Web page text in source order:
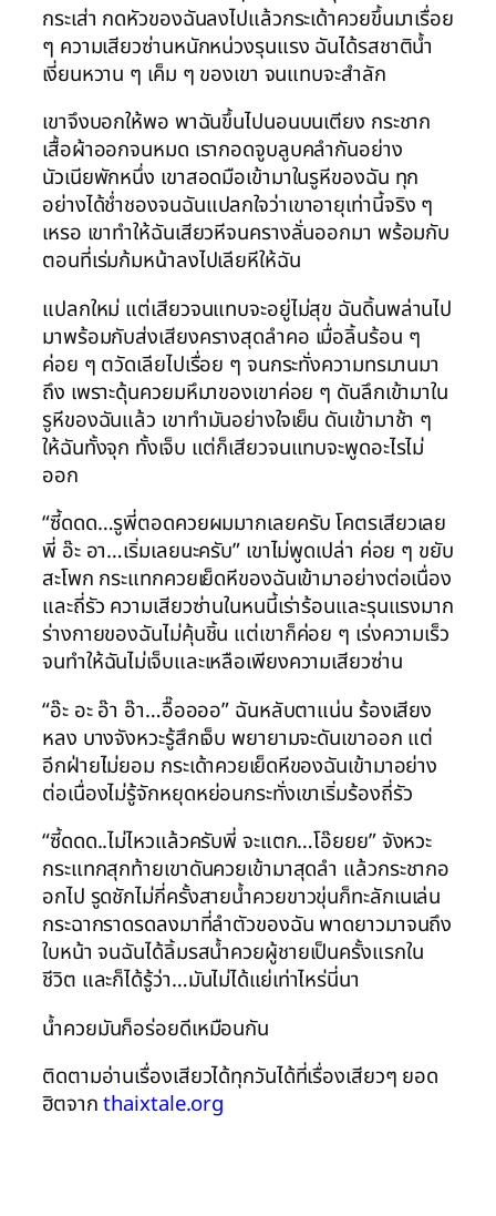
กระเส่า กดหัวของฉันลงไปแล้วกระเด้าควยขึ้นมาเรื่อย
ๆ ความเสียวซ่านหนักหน่วงรุนแรง ฉันได้รสชาติน้ำ
เงี่ยนหวาน ๆ เค็ม ๆ ของเขา จนแทบจะสำลัก
เขาจึงบอกให้พอ พาฉันขึ้นไปนอนบนเตียง กระชาก
เสื้อผ้าออกจนหมด เรากอดจูบลูบคลำกันอย่าง
นัวเนียพักหนึ่ง เขาสอดมือเข้ามาในรูหีของฉัน ทุก
อย่างได้ช่ำชองจนฉันแปลกใจว่าเขาอายุเท่านี้จริง ๆ
เหรอ เขาทำให้ฉันเสียวหีจนครางลั่นออกมา พร้อมกับ
ตอนที่เร่มก้มหน้าลงไปเลียหีให้ฉัน
แปลกใหม่ แต่เสียวจนแทบจะอยู่ไม่สุข ฉันดิ้นพล่านไป
มาพร้อมกับส่งเสียงครางสุดลำคอ เมื่อลิ้นร้อน ๆ
ค่อย ๆ ตวัดเลียไปเรื่อย ๆ จนกระทั่งความทรมานมา
ถึง เพราะดุ้นควยมหึมาของเขาค่อย ๆ ดันลึกเข้ามาใน
รูหีของฉันแล้ว เขาทำมันอย่างใจเย็น ดันเข้ามาช้า ๆ
ให้ฉันทั้งจุก ทั้งเจ็บ แต่ก็เสียวจนแทบจะพูดอะไรไม่
ออก
“ซี้ดดด…รูพี่ตอดควยผมมากเลยครับ โคตรเสียวเลย
พี่ อ๊ะ อา…เริ่มเลยนะครับ” เขาไม่พูดเปล่า ค่อย ๆ ขยับ
สะโพก กระแทกควยเย็ดหีของฉันเข้ามาอย่างต่อเนื่อง
และถี่รัว ความเสียวซ่านในหนนี้เร่าร้อนและรุนแรงมาก
ร่างกายของฉันไม่คุ้นชิ้น แต่เขาก็ค่อย ๆ เร่งความเร็ว
จนทำให้ฉันไม่เจ็บและเหลือเพียงความเสียวซ่าน
“อ๊ะ อะ อ๊า อ๊า…อื๊ออออ” ฉันหลับตาแน่น ร้องเสียง
หลง บางจังหวะรู้สึกเจ็บ พยายามจะดันเขาออก แต่
อีกฝ่ายไม่ยอม กระเด้าควยเย็ดหีของฉันเข้ามาอย่าง
ต่อเนื่องไม่รู้จักหยุดหย่อนกระทั่งเขาเริ่มร้องถี่รัว
“ซี้ดดด..ไม่ไหวแล้วครับพี่ จะแตก…โอ๊ยยย” จังหวะ
กระแทกสุกท้ายเขาดันควยเข้ามาสุดลำ แล้วกระชากอ
อกไป รูดชักไม่กี่ครั้งสายน้ำควยขาวขุ่นก็ทะลักเนเล่น
กระฉากราดรดลงมาที่ลำตัวของฉัน พาดยาวมาจนถึง
ใบหน้า จนฉันได้ลิ้มรสน้ำควยผู้ชายเป็นครั้งแรกใน
ชีวิต และก็ได้รู้ว่า…มันไม่ได้แย่เท่าไหร่นี่นา
น้ำควยมันก็อร่อยดีเหมือนกัน
ติดตามอ่านเรื่องเสียวได้ทุกวันได้ที่เรื่องเสียวๆ ยอด
ฮิตจากthaixtale.org